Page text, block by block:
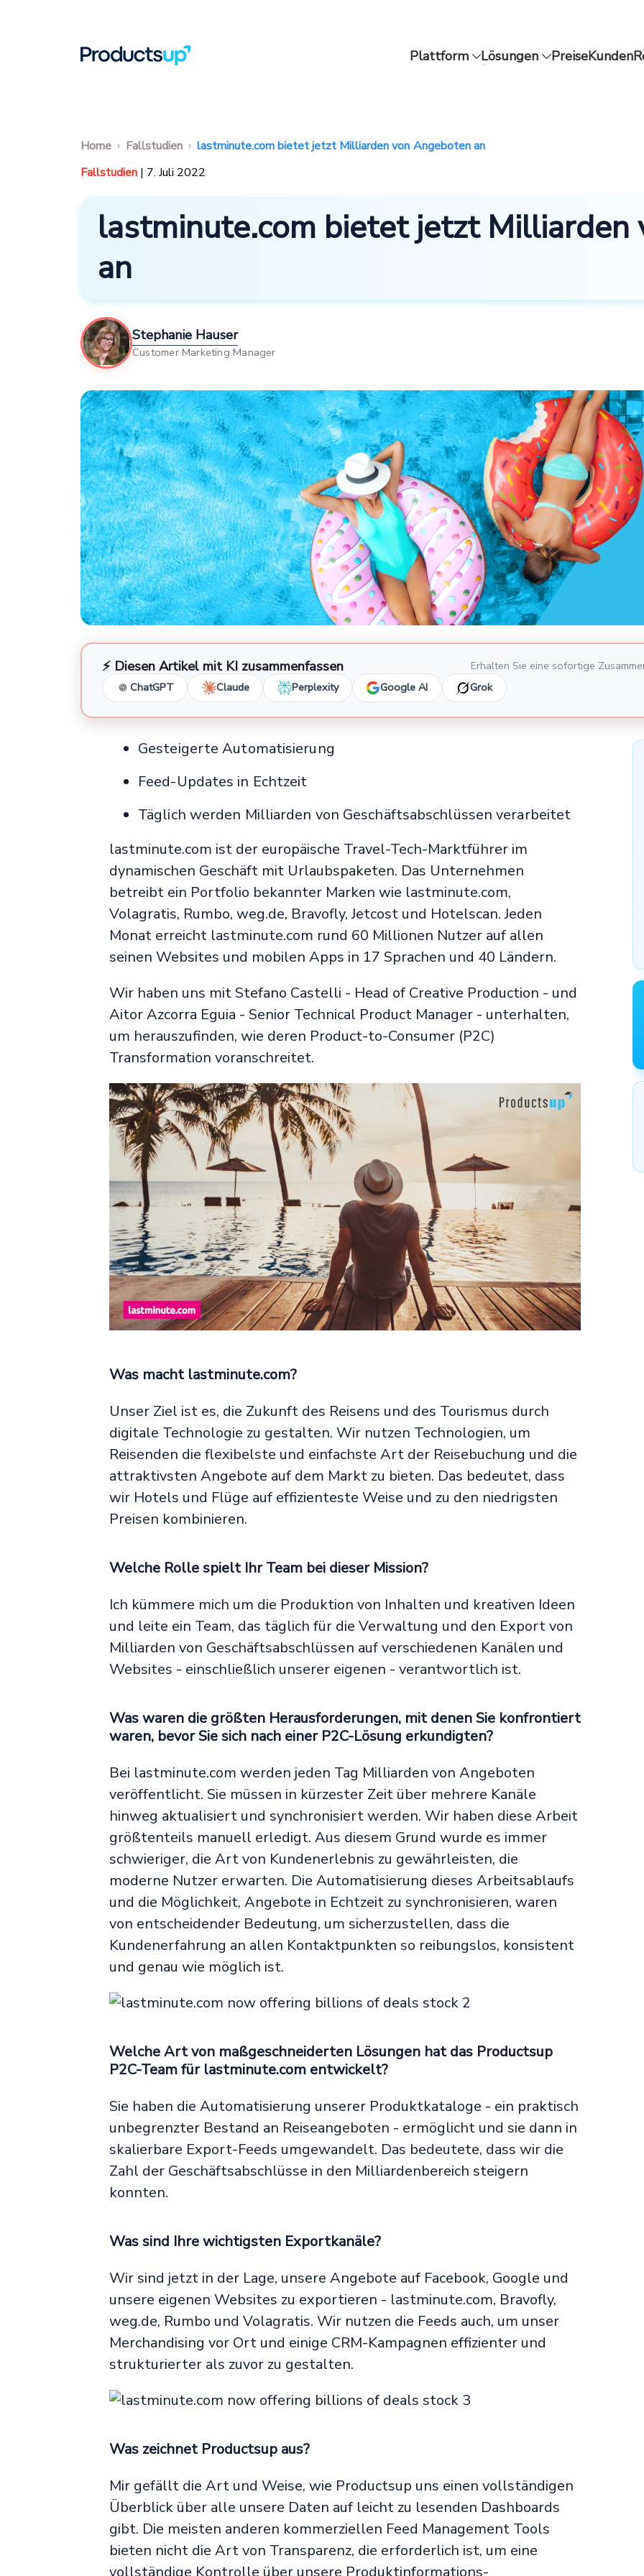
Plattform Lösungen PreiseKunden
Home Fallstudien
lastminute.com bietet jetzt Milliarden von Angeboten an
Fallstudien | 7. Juli 2022
lastminute.com bietet jetzt Milliarden
an
Stephanie Hauser
Customer Marketing Manager
⚡ Diesen Artikel mit KI zusammenfassen
Erhalten Sie eine sofortige
ChatGPT
Claude Perplexity Google AI Grok
Gesteigerte Automatisierung
Feed-Updates in Echtzeit
Täglich werden Milliarden von Geschäftsabschlüssen verarbeitet
lastminute.com ist der europäische Travel-Tech-Marktführer im
dynamischen Geschäft mit Urlaubspaketen. Das Unternehmen
betreibt ein Portfolio bekannter Marken wie lastminute.com,
Volagratis, Rumbo, weg.de, Bravofly, Jetcost und Hotelscan. Jeden
Monat erreicht lastminute.com rund 60 Millionen Nutzer auf allen
seinen Websites und mobilen Apps in 17 Sprachen und 40 Ländern.
Wir haben uns mit Stefano Castelli - Head of Creative Production - und
Aitor Azcorra Eguia - Senior Technical Product Manager - unterhalten,
um herauszufinden, wie deren Product-to-Consumer (P2C)
Transformation voranschreitet.
Was macht lastminute.com?
Unser Ziel ist es, die Zukunft des Reisens und des Tourismus durch
digitale Technologie zu gestalten. Wir nutzen Technologien, um
Reisenden die flexibelste und einfachste Art der Reisebuchung und die
attraktivsten Angebote auf dem Markt zu bieten. Das bedeutet, dass
wir Hotels und Flüge auf effizienteste Weise und zu den niedrigsten
Preisen kombinieren.
Welche Rolle spielt Ihr Team bei dieser Mission?
Ich kümmere mich um die Produktion von Inhalten und kreativen Ideen
und leite ein Team, das täglich für die Verwaltung und den Export von
Milliarden von Geschäftsabschlüssen auf verschiedenen Kanälen und
Websites - einschließlich unserer eigenen - verantwortlich ist.
Was waren die größten Herausforderungen, mit denen Sie konfrontiert
waren, bevor Sie sich nach einer P2C-Lösung erkundigten?
Bei lastminute.com werden jeden Tag Milliarden von Angeboten
veröffentlicht. Sie müssen in kürzester Zeit über mehrere Kanäle
hinweg aktualisiert und synchronisiert werden. Wir haben diese Arbeit
größtenteils manuell erledigt. Aus diesem Grund wurde es immer
schwieriger, die Art von Kundenerlebnis zu gewährleisten, die
moderne Nutzer erwarten. Die Automatisierung dieses Arbeitsablaufs
und die Möglichkeit, Angebote in Echtzeit zu synchronisieren, waren
von entscheidender Bedeutung, um sicherzustellen, dass die
Kundenerfahrung an allen Kontaktpunkten so reibungslos, konsistent
und genau wie möglich ist.
Welche Art von maßgeschneiderten Lösungen hat das Productsup
P2C-Team für lastminute.com entwickelt?
Sie haben die Automatisierung unserer Produktkataloge - ein praktisch
unbegrenzter Bestand an Reiseangeboten - ermöglicht und sie dann in
skalierbare Export-Feeds umgewandelt. Das bedeutete, dass wir die
Zahl der Geschäftsabschlüsse in den Milliardenbereich steigern
konnten.
Was sind Ihre wichtigsten Exportkanäle?
Wir sind jetzt in der Lage, unsere Angebote auf Facebook, Google und
unsere eigenen Websites zu exportieren - lastminute.com, Bravofly,
weg.de, Rumbo und Volagratis. Wir nutzen die Feeds auch, um unser
Merchandising vor Ort und einige CRM-Kampagnen effizienter und
strukturierter als zuvor zu gestalten.
Was zeichnet Productsup aus?
Mir gefällt die Art und Weise, wie Productsup uns einen vollständigen
Überblick über alle unsere Daten auf leicht zu lesenden Dashboards
gibt. Die meisten anderen kommerziellen Feed Management Tools
bieten nicht die Art von Transparenz, die erforderlich ist, um eine
vollständige Kontrolle über unsere Produktinformations-